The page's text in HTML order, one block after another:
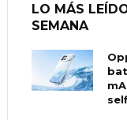
LO MÁS
SEMANA